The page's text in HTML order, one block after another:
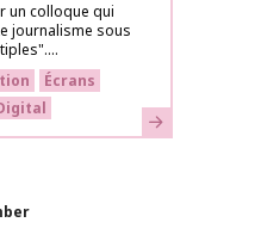
un colloque qui
journalisme sous
Écrans
Learn more